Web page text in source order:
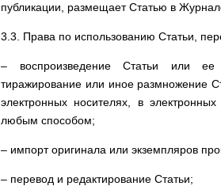
публикации, размещает Статью в
3.3. Права по использованию Статьи,
– воспроизведение Статьи или ее
тиражирование или иное размножение
электронных носителях, в
любым способом;
– импорт оригинала или экземпляров
– перевод и редактирование Статьи;